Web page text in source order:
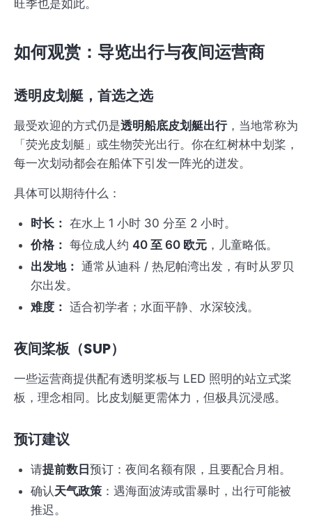
旺季也是如此。
如何观赏：导览出行与夜间运营商
透明皮划艇，首选之选
最受欢迎的方式仍是透明船底皮划艇出行，当地常称为
「荧光皮划艇」或生物荧光出行。你在红树林中划桨，
每一次划动都会在船体下引发一阵光的迸发。
具体可以期待什么：
时长： 在水上 1 小时 30 分至 2 小时。
价格： 每位成人约 40 至 60 欧元 ，儿童略低。
出发地： 通常从迪科 / 热尼帕湾出发，有时从罗贝
尔出发。
难度： 适合初学者；水面平静、水深较浅。
夜间桨板（SUP）
一些运营商提供配有透明桨板与 LED 照明的站立式桨
板，理念相同。比皮划艇更需体力，但极具沉浸感。
预订建议
请提前数日 预订：夜间名额有限，且要配合月相。
确认天气政策 ：遇海面波涛或雷暴时，出行可能被
推迟。